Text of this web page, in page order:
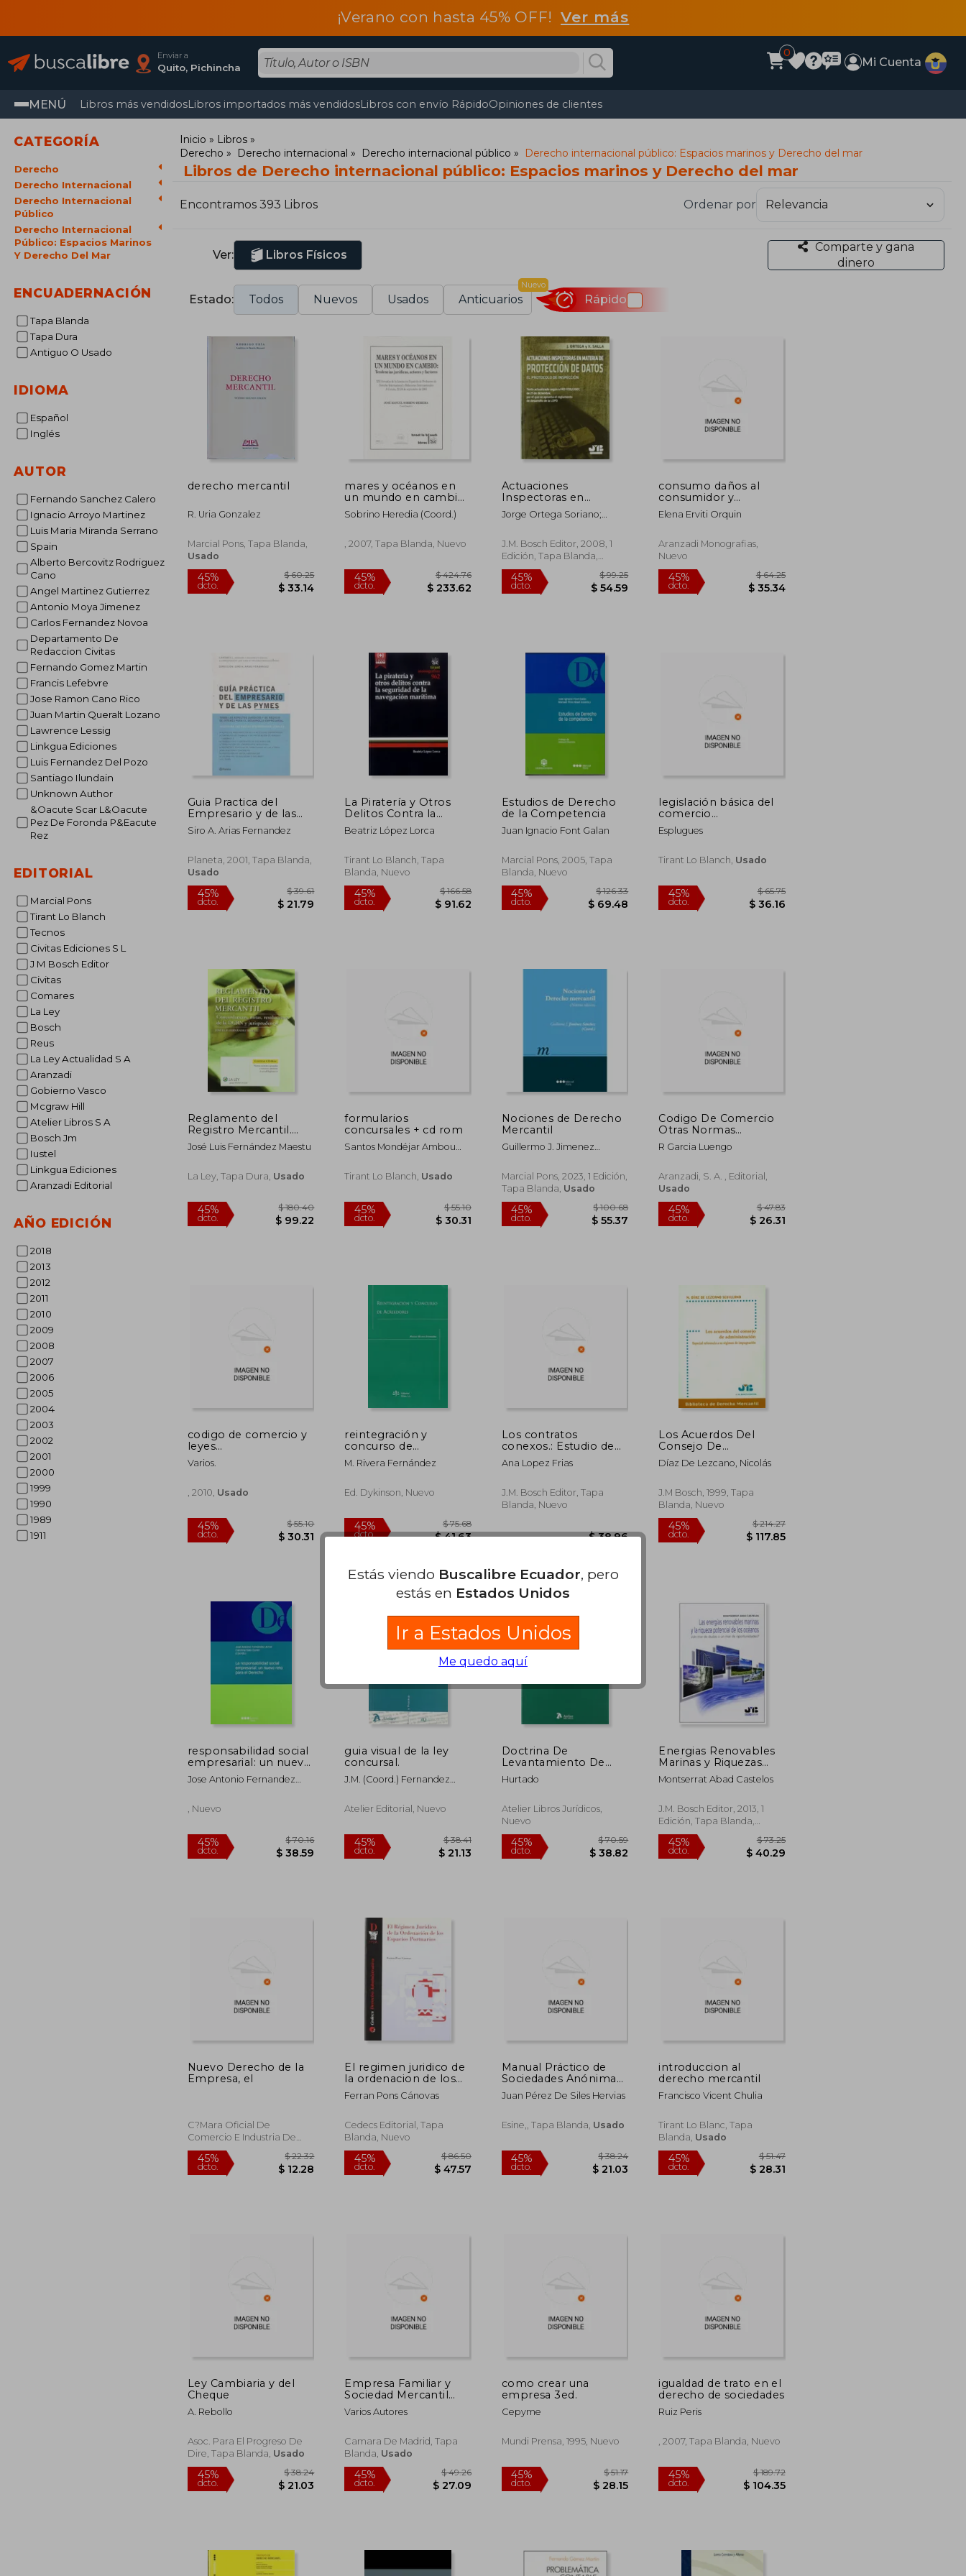
¡Verano con hasta 45% OFF!Ver más
Enviar a
Quito, Pichincha
0
Mi Cuenta
MENÚ Libros más vendidosLibros importados más vendidosLibros con envío RápidoOpiniones de clientes
CATEGORÍA
Derecho
Derecho Internacional
Derecho Internacional
Público
Derecho Internacional
Público: Espacios Marinos
Y Derecho Del Mar
ENCUADERNACIÓN
Tapa Blanda
Tapa Dura
Antiguo O Usado
IDIOMA
Español
Inglés
AUTOR
Fernando Sanchez Calero
Ignacio Arroyo Martinez
Luis Maria Miranda Serrano
Spain
Alberto Bercovitz Rodriguez
Cano
Angel Martinez Gutierrez
Antonio Moya Jimenez
Carlos Fernandez Novoa
Departamento De
Redaccion Civitas
Fernando Gomez Martin
Francis Lefebvre
Jose Ramon Cano Rico
Juan Martin Queralt Lozano
Lawrence Lessig
Linkgua Ediciones
Luis Fernandez Del Pozo
Santiago Ilundain
Unknown Author
&Oacute Scar L&Oacute
Pez De Foronda P&Eacute
Rez
EDITORIAL
Marcial Pons
Tirant Lo Blanch
Tecnos
Civitas Ediciones S L
J M Bosch Editor
Civitas
Comares
La Ley
Bosch
Reus
La Ley Actualidad S A
Aranzadi
Gobierno Vasco
Mcgraw Hill
Atelier Libros S A
Bosch Jm
Iustel
Linkgua Ediciones
Aranzadi Editorial
AÑO EDICIÓN
2018
2013
2012
2011
2010
2009
2008
2007
2006
2005
2004
2003
2002
2001
2000
1999
1990
1989
1911
Inicio
Libros
Derecho
Derecho internacional Derecho internacional público Derecho internacional público: Espacios marinos y Derecho del mar
Libros de Derecho internacional público: Espacios marinos y Derecho del mar
Encontramos 393 Libros Ordenar por
Ver: Libros Físicos
Comparte y gana
dinero
Estado: Todos Nuevos Usados Anticuarios
Nuevo
Rápido
derecho mercantil
R. Uria Gonzalez
Marcial Pons, Tapa Blanda,
Usado
mares y océanos en
un mundo en cambio:
tendencias jurídicas,
actores y factores
Sobrino Heredia (coord.)
, 2007, Tapa Blanda, Nuevo
dcto.
Actuaciones
Inspectoras en
Materia de Protección
de Datos. El Protocolo
Jorge Ortega Soriano;
J.M. Bosch Editor, 2008, 1
Edición, Tapa Blanda,
Nuevo
dcto.
consumo daños al
consumidor y
quantum
indemnizator
Elena Erviti Orquin
Aranzadi Monografias,
Nuevo
Guia Practica del
Empresario y de las
Pymes
Siro A. Arias Fernandez
Planeta, 2001, Tapa Blanda,
Usado
45%
dcto.
La Piratería y Otros
Delitos Contra la
Seguridad de la
Navegación Marítima
Beatriz López Lorca
Tirant Lo Blanch, Tapa
Blanda, Nuevo
Estudios de Derecho
de la Competencia
Juan Ignacio Font Galan
Marcial Pons, 2005, Tapa
Blanda, Nuevo
45%
dcto.
legislación básica del
comercio
internacional
Esplugues
Tirant Lo Blanch, Usado
Reglamento del
Registro Mercantil.
Concordancias, Notas,
Resoluciones de la
José Luis Fernández Maestu
La Ley, Tapa Dura, Usado
formularios
concursales + cd rom
Santos Mondéjar Ambou
Tirant Lo Blanch, Usado
45%
Nociones de Derecho
Mercantil
Guillermo J. Jimenez
Marcial Pons, 2023, 1 Edición,
Tapa Blanda, Usado
45%
dcto.
$ 100.68
$ 55.37
Codigo De Comercio
Otras Normas
Mercantiles
R Garcia Luengo
Aranzadi, S. A. , Editorial,
Usado
45%
codigo de comercio y
leyes
complementarias
Varios.
, 2010, Usado
$ 55.10
reintegración y
concurso de
acreedores.
M. Rivera Fernández
Ed. Dykinson, Nuevo
45%
dcto.
$ 75.68
Los contratos
conexos.: Estudio de
supuestos concretos y
ensayo de una
Ana Lopez Frias
J.M. Bosch Editor, Tapa
Blanda, Nuevo
$ 38.96
Los Acuerdos Del
Consejo De
Administración
Díaz De Lezcano, Nicolás
J.M Bosch, 1999, Tapa
Blanda, Nuevo
45%
dcto.
responsabilidad social
empresarial: un nuevo
reto para el derecho
Jose Antonio Fernandez
, Nuevo
45%
guia visual de la ley
concursal.
J.m. (coord.) Fernandez
Atelier Editorial, Nuevo
45% $ 38.41
Doctrina De
Levantamiento De
Velo Societario En
España E
Hurtado
Atelier Libros Jurídicos,
Nuevo
45% $ 70.59
Energias Renovables
Marinas y Riquezas
Potencial Oceanos: Un
mar de Dudas o un
Oportunidades?
Montserrat Abad Castelos
J.M. Bosch Editor, 2013, 1
Edición, Tapa Blanda,
Nuevo
45%
Nuevo Derecho de la
Empresa, el
C?Mara Oficial De
Comercio E Industria De
Madrid, Tapa Blanda, Nuevo
45%
dcto.
$ 22.32
$ 12.28
El regimen juridico de
la ordenacion de los
espacios porturarios
Ferran Pons Cánovas
Cedecs Editorial, Tapa
Blanda, Nuevo
45%
dcto.
$ 86.50
$ 47.57
Manual Práctico de
Sociedades Anónimas
y Limitadas
Juan Pérez De Siles Hervias
Esine,, Tapa Blanda, Usado
45% $ 38.24
$ 21.03
introduccion al
derecho mercantil
Francisco Vicent Chulia
Tirant Lo Blanc, Tapa
Blanda, Usado
45%
Ley Cambiaria y del
Cheque
A. Rebollo
Asoc. Para El Progreso De
Dire, Tapa Blanda, Usado
Empresa Familiar y
Sociedad Mercantil
(Especial Referencia a
la s Ociedad Limitada
Varios Autores
Camara De Madrid, Tapa
Blanda, Usado
como crear una
empresa 3ed.
Cepyme
Mundi Prensa, 1995, Nuevo
igualdad de trato en el
derecho de sociedades
Ruiz Peris
, 2007, Tapa Blanda, Nuevo
Estás viendo Buscalibre Ecuador, pero
estás en Estados Unidos
Ir a Estados Unidos
Me quedo aquí